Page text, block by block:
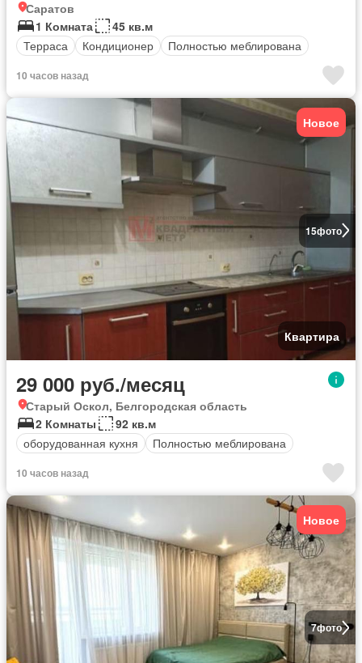
Саратов
1 Комната
45 кв.м
Терраса
Кондиционер Полностью меблирована
10 часов назад
15фото
Новое
Квартира
29 000 руб./месяц
Старый Оскол, Белгородская область
2 Комнаты
92 кв.м
оборудованная кухня
Полностью меблирована
10 часов назад
7фото
Новое